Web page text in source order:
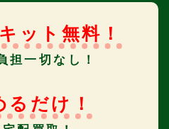
ット無料！
担一切なし！
るだけ！